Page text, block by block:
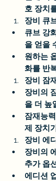
호 장치
장비 큐
큐브 강
을 얻을
원하는
화를 반
장비 잠
장비의
을 더 높
잠재능
제 장치
장비 에
장비의
추가 옵
에디션